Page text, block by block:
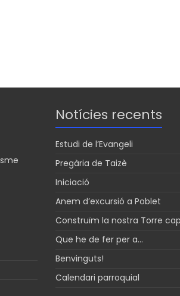
Notícies recents
Estudi de l’Evangeli
Pregària de Taizè
Iniciació
Anem d’excursió a Poblet
Construïm la nostra Torre
Que he de fer per a…
Benvinguts!
Calendari parroquial